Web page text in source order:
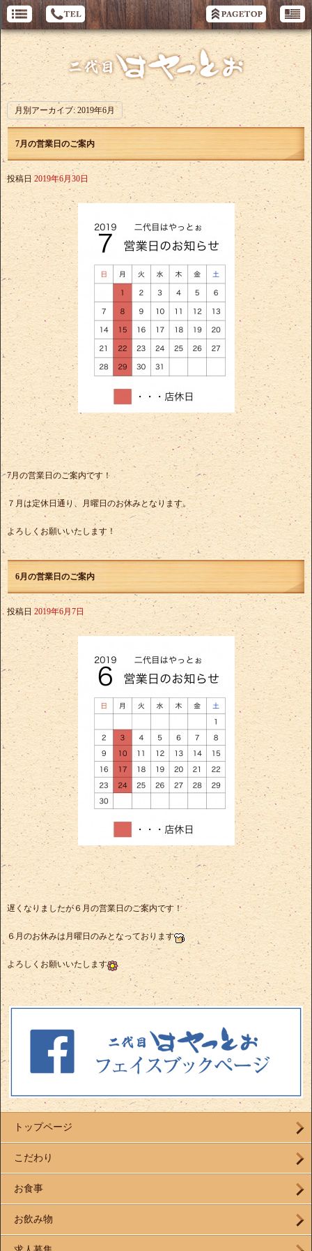
月別アーカイブ:2019年6月
7月の営業日のご案内
投稿日 2019年6月30日
7月の営業日のご案内です！
７月は定休日通り、月曜日のお休みとなります。
よろしくお願いいたします！
6月の営業日のご案内
投稿日 2019年6月7日
遅くなりましたが６月の営業日のご案内です！
６月のお休みは月曜日のみとなっております
よろしくお願いいたします
トップページ
こだわり
お食事
お飲み物